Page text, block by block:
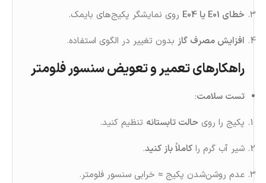
خطای E01 یا E04
روی نمایشگر پکیج‌های بایمک.
افزایش مصرف گاز بدون تغییر در الگوی استفاده.
راهکارهای تعمیر و تعویض سنسور فلومتر
تست سلامت:
پکیج را روی حالت تابستانه تنظیم کنید.
شیر آب گرم را کاملاً باز کنید.
عدم روشن‌شدن پکیج ≈ خرابی سنسور فلومتر.